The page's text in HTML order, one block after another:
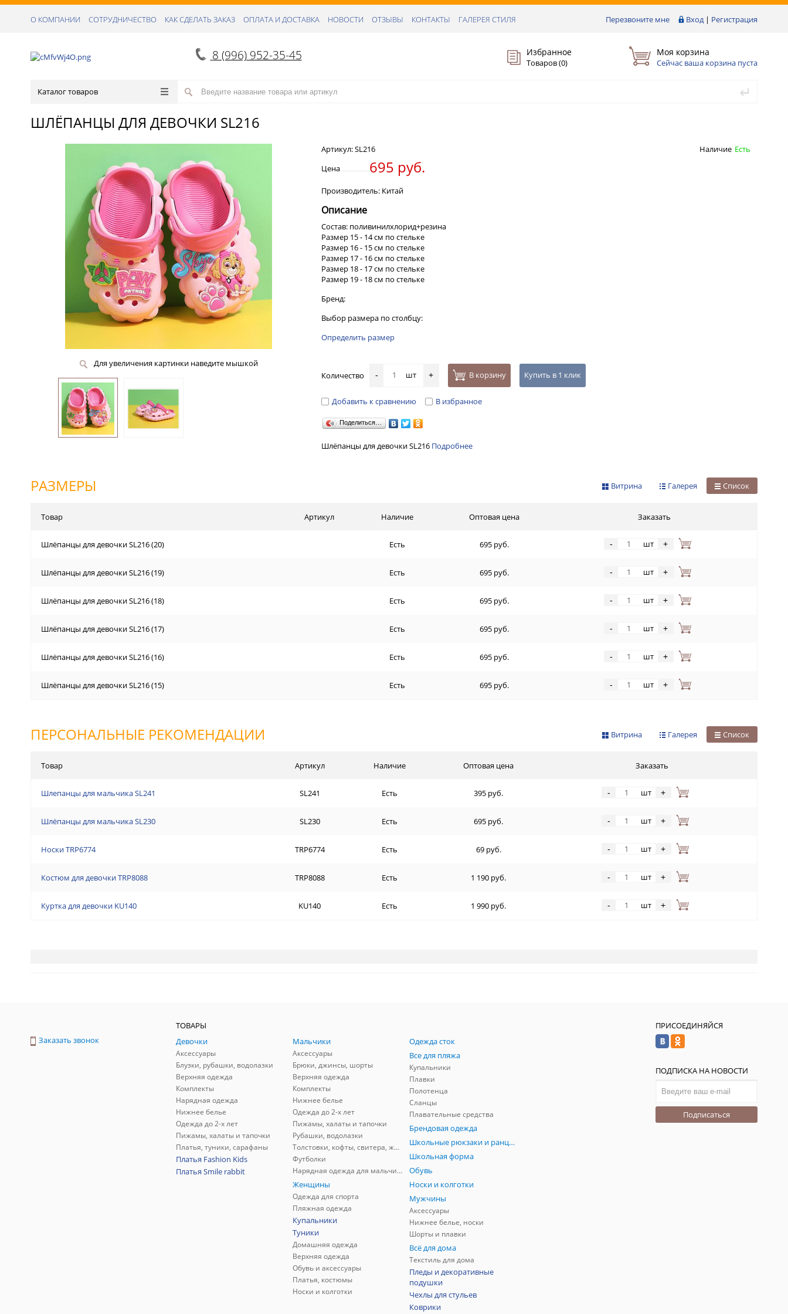
Перезвоните мне Вход | Регистрация
О КОМПАНИИ СОТРУДНИЧЕСТВО КАК СДЕЛАТЬ ЗАКАЗ ОПЛАТА И ДОСТАВКА НОВОСТИ ОТЗЫВЫ КОНТАКТЫ ГАЛЕРЕЯ СТИЛЯ
8 (996) 952-35-45 Избранное
Товаров (0)
Моя корзина
Сейчас ваша корзина пуста
Каталог товаров
ШЛЁПАНЦЫ ДЛЯ ДЕВОЧКИ SL216
Для увеличения картинки наведите мышкой
Артикул:SL216 Наличие Есть
Цена
695 руб.
Производитель: Китай
Описание
Состав: поливинилхлорид+резина
Размер 15 - 14 см по стельке
Размер 16 - 15 см по стельке
Размер 17 - 16 см по стельке
Размер 18 - 17 см по стельке
Размер 19 - 18 см по стельке
Бренд:
Выбор размера по столбцу:
Определить размер
Количество - шт + В корзину Купить в 1 клик
Добавить к сравнению В избранное
Поделиться…
Шлёпанцы для девочки SL216 Подробнее
РАЗМЕРЫ Список
Галерея
Витрина
Товар Артикул Наличие Оптовая цена Заказать
Шлёпанцы для девочки SL216 (20) Есть 695 руб. - шт +
Шлёпанцы для девочки SL216 (19) Есть 695 руб. - шт +
Шлёпанцы для девочки SL216 (18) Есть 695 руб. - шт +
Шлёпанцы для девочки SL216 (17) Есть 695 руб. - шт +
Шлёпанцы для девочки SL216 (16) Есть 695 руб. - шт +
Шлёпанцы для девочки SL216 (15) Есть 695 руб. - шт +
ПЕРСОНАЛЬНЫЕ РЕКОМЕНДАЦИИ Список
Галерея
Витрина
Товар Артикул Наличие Оптовая цена Заказать
Шлепанцы для мальчика SL241 SL241 Есть 395 руб. - шт +
Шлёпанцы для мальчика SL230 SL230 Есть 695 руб. - шт +
Носки TRP6774 TRP6774 Есть 69 руб. - шт +
Костюм для девочки TRP8088 TRP8088 Есть 1 190 руб. - шт +
Куртка для девочки KU140 KU140 Есть 1 990 руб. - шт +
Заказать звонок
ТОВАРЫ
Девочки
Аксессуары
Блузки, рубашки, водолазки
Верхняя одежда
Комплекты
Нарядная одежда
Нижнее белье
Одежда до 2-х лет
Пижамы, халаты и тапочки
Платья, туники, сарафаны
Платья Fashion Kids
Платья Smile rabbit
Мальчики
Аксессуары
Брюки, джинсы, шорты
Верхняя одежда
Комплекты
Нижнее белье
Одежда до 2-х лет
Пижамы, халаты и тапочки
Рубашки, водолазки
Толстовки, кофты, свитера, жилеты
Футболки
Нарядная одежда для мальчиков
Одежда сток
Все для пляжа
Купальники
Плавки
Полотенца
Сланцы
Плавательные средства
Брендовая одежда
Школьные рюкзаки и ранцы, мешки для обуви
Школьная форма
Обувь
Женщины
Одежда для спорта
Пляжная одежда
Купальники
Туники
Домашняя одежда
Верхняя одежда
Обувь и аксессуары
Платья, костюмы
Носки и колготки
Носки и колготки
Мужчины
Аксессуары
Нижнее белье, носки
Шорты и плавки
Всё для дома
Текстиль для дома
Пледы и декоративные
подушки
Чехлы для стульев
Коврики
ПРИСОЕДИНЯЙСЯ
ПОДПИСКА НА НОВОСТИ
Подписаться